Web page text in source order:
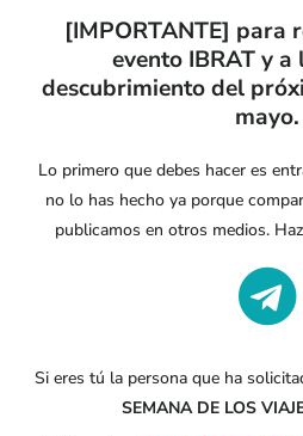
[IMPORTANTE] para
evento IBRAT y a
descubrimiento del
mayo.
Lo primero que debes hacer es
no lo has hecho ya porque
publicamos en otros medios.
Si eres tú la persona que ha
SEMANA DE LOS